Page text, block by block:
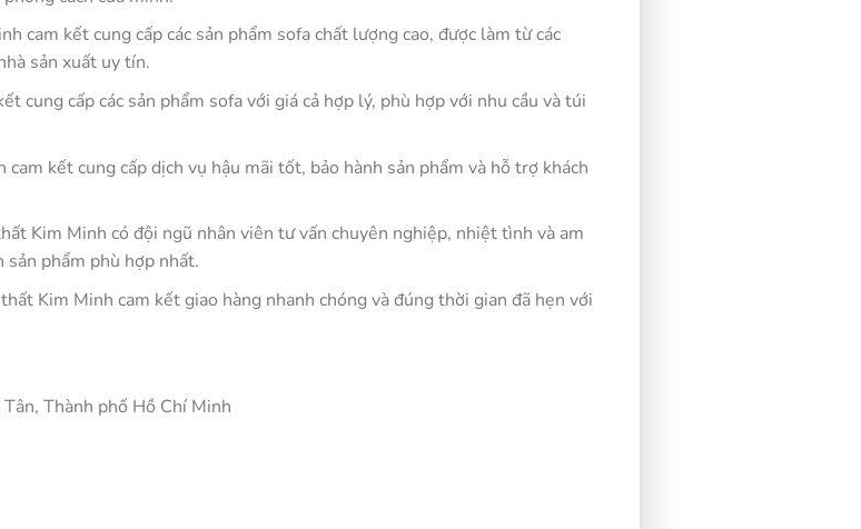
cam kết cung cấp các sản phẩm sofa chất lượng cao, được làm từ các
sản xuất uy tín.
cung cấp các sản phẩm sofa với giá cả hợp lý, phù hợp với nhu cầu và túi
kết cung cấp dịch vụ hậu mãi tốt, bảo hành sản phẩm và hỗ trợ khách
Kim Minh có đội ngũ nhân viên tư vấn chuyên nghiệp, nhiệt tình và am
sản phẩm phù hợp nhất.
Kim Minh cam kết giao hàng nhanh chóng và đúng thời gian đã hẹn với
Thành phố Hồ Chí Minh